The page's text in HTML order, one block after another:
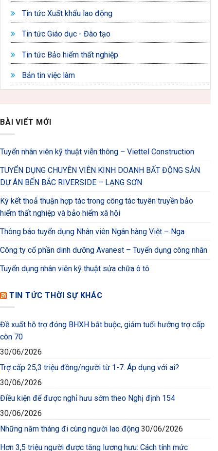
Tin tức Xuất khẩu lao động
Tin tức Giáo dục - Đào tạo
Tin tức Bảo hiểm thất nghiệp
Bản tin việc làm
BÀI VIẾT MỚI
Tuyển nhân viên kỹ thuật viễn thông – Viettel Construction
TUYỂN DỤNG CHUYÊN VIÊN KINH DOANH BẤT ĐỘNG SẢN
DỰ ÁN BẾN BẮC RIVERSIDE – LẠNG SƠN
Ký kết thoả thuận hợp tác trong công tác tuyên truyền bảo
hiểm thất nghiệp và bảo hiểm xã hội
Thông báo tuyển dụng Nhân viên Ngân hàng Việt – Nga
Công ty cổ phần dinh dưỡng Avanest – Tuyển dụng công nhân
Tuyển dụng nhân viên kỹ thuật sửa chữa ô tô
TIN TỨC THỜI SỰ KHÁC
Đề xuất hỗ trợ đóng BHXH bắt buộc, giảm tuổi hưởng trợ cấp
còn 70
30/06/2026
Trợ cấp 25,3 triệu đồng/người từ 1-7: Áp dụng với ai?
30/06/2026
Điều kiện để được nghỉ hưu sớm theo Nghị định 154
30/06/2026
Những năm tháng đi cùng người lao động 30/06/2026
Hơn 3,5 triệu người được tăng lương hưu: Cách tính mức